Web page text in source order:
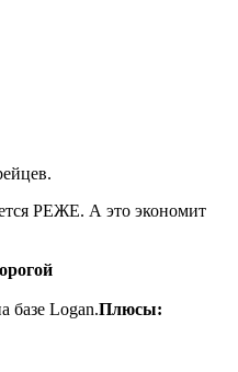
РЕЖЕ. А это экономит
базе Logan.Плюсы: